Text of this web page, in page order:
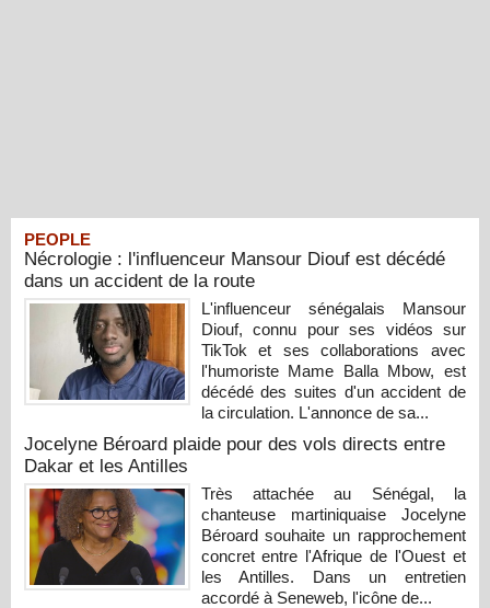
PEOPLE
Nécrologie : l'influenceur Mansour Diouf est décédé
dans un accident de la route
L'influenceur sénégalais Mansour
Diouf, connu pour ses vidéos sur
TikTok et ses collaborations avec
l'humoriste Mame Balla Mbow, est
décédé des suites d'un accident de
la circulation. L'annonce de sa...
Jocelyne Béroard plaide pour des vols directs entre
Dakar et les Antilles
Très attachée au Sénégal, la
chanteuse martiniquaise Jocelyne
Béroard souhaite un rapprochement
concret entre l'Afrique de l'Ouest et
les Antilles. Dans un entretien
accordé à Seneweb, l'icône de...